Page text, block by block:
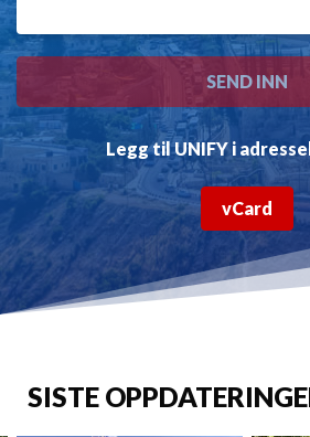
Legg til UNIFY i
vCard
SISTE